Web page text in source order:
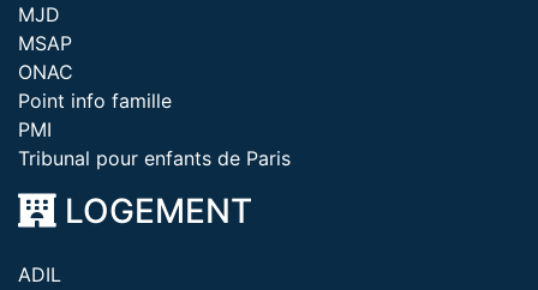
MJD
MSAP
ONAC
Point info famille
PMI
Tribunal pour enfants de Paris
LOGEMENT
ADIL